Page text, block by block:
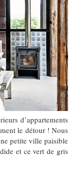
d’appartements
le détour ! Nous
petite ville paisible
et ce vert de gris